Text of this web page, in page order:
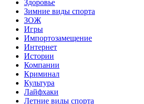
Здоровье
Зимние виды спорта
ЗОЖ
Игры
Импортозамещение
Интернет
Истории
Компании
Криминал
Культура
Лайфхаки
Летние виды спорта